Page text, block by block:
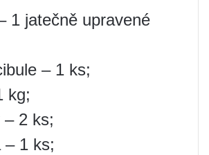
1 jatečně upravené
– 1 ks;
kg;
– 2 ks;
– 1 ks;